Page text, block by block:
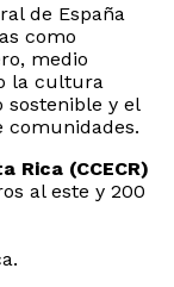
de España
como
medio
la cultura
y el
Rica (CCECR)
al este y 200